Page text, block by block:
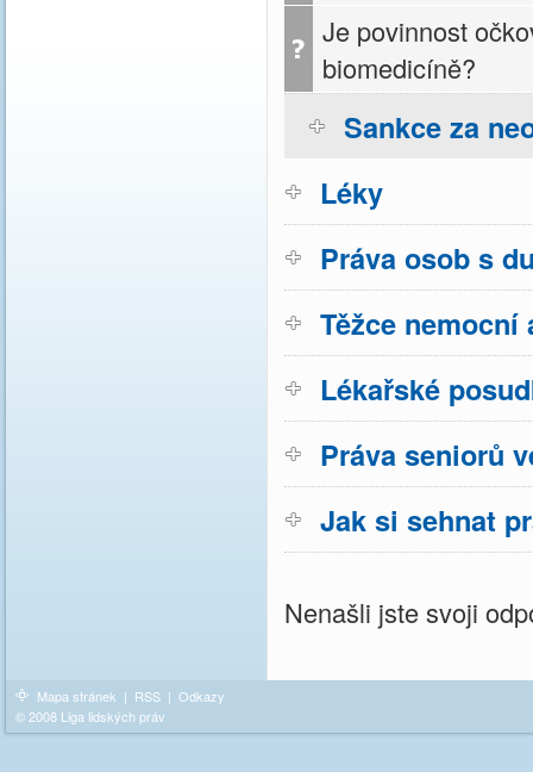
Je povinnost
biomedicíně?
Sankce za
Léky
Práva osob s
Těžce
Lékařské
Práva seniorů
Jak si sehnat
Nenašli jste svoji
Mapa stránek | RSS | Odkazy
© 2008 Liga lidských práv